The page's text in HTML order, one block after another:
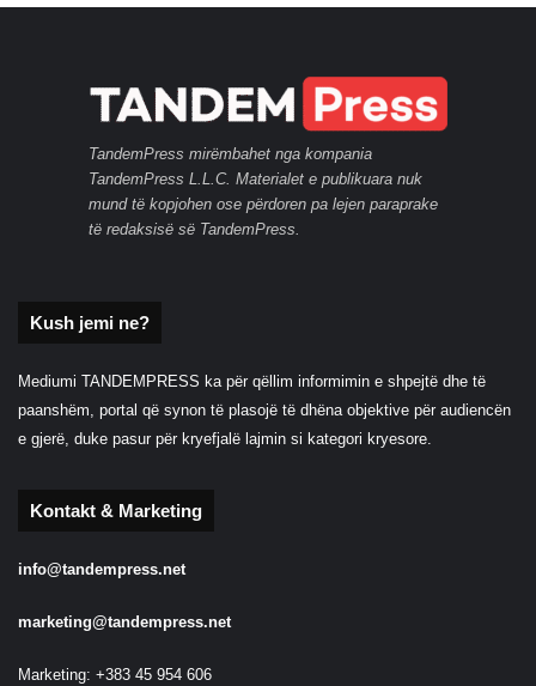
TandemPress mirëmbahet nga kompania
TandemPress L.L.C. Materialet e publikuara nuk
mund të kopjohen ose përdoren pa lejen paraprake
të redaksisë së TandemPress.
Kush jemi ne?
Mediumi TANDEMPRESS ka për qëllim informimin e shpejtë dhe të
paanshëm, portal që synon të plasojë të dhëna objektive për audiencën
e gjerë, duke pasur për kryefjalë lajmin si kategori kryesore.
Kontakt & Marketing
info@tandempress.net
marketing@tandempress.net
Marketing: +383 45 954 606